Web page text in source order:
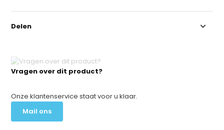
Vragen over dit product?
Onze klantenservice staat voor u klaar.
Mail ons
Delen